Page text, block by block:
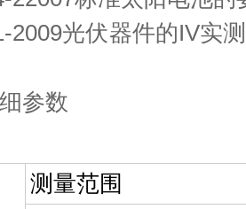
2009光伏器件的IV实
参数
测量范围